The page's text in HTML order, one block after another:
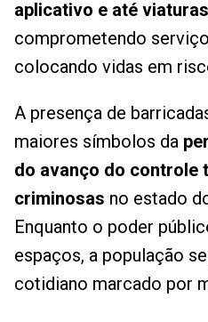
aplicativo e até
comprometendo
colocando vidas em
A presença de
maiores símbolos da
do avanço do
criminosas no estado
Enquanto o poder
espaços, a população
cotidiano marcado por